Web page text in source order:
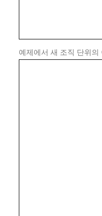
예제에서 새 조직 단위